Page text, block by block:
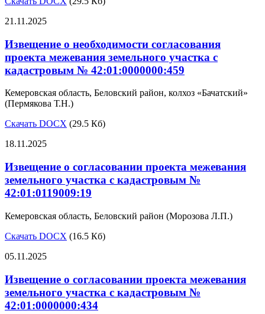
21.11.2025
Извещение о необходимости согласования
проекта межевания земельного участка с
кадастровым № 42:01:0000000:459
Кемеровская область, Беловский район, колхоз «Бачатский»
(Пермякова Т.Н.)
Скачать DOCX (29.5 Кб)
18.11.2025
Извещение о согласовании проекта межевания
земельного участка с кадастровым №
42:01:0119009:19
Кемеровская область, Беловский район (Морозова Л.П.)
Скачать DOCX (16.5 Кб)
05.11.2025
Извещение о согласовании проекта межевания
земельного участка с кадастровым №
42:01:0000000:434